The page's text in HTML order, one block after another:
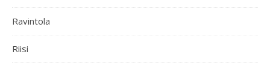
Ravintola
Riisi